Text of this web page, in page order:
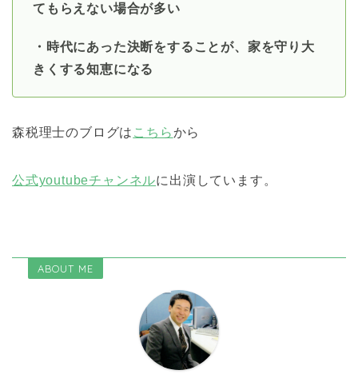
てもらえない場合が多い
・時代にあった決断をすることが、家を守り大
きくする知恵になる
森税理士のブログは こちらから
公式youtubeチャンネルに出演しています。
ABOUT ME